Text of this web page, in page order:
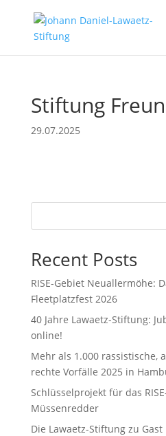
Stiftung
29.07.2025
Recent Posts
RISE-Gebiet Neuallermöhe:
Fleetplatzfest 2026
40 Jahre Lawaetz-Stiftung:
online!
Mehr als 1.000 rassistische,
rechte Vorfälle 2025 in
Schlüsselprojekt für das
Müssenredder
Die Lawaetz-Stiftung zu